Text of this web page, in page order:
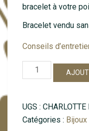
bracelet à votre
Bracelet vendu
Conseils
quantité
de
clips
UGS : CHARLOTTE
Catégories :